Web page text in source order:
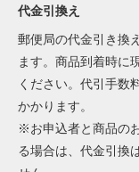
代金引換え
郵便局の代金引き換
ます。商品到着時に
ください。代引手数
かかります。
※お申込者と商品の
る場合は、代金引換